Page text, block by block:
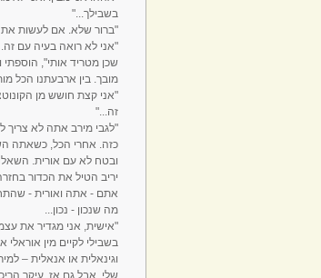
בשבילך..."
"ברור שלא. אם לעשות
"אני לא רואה בעיה עם
שכן מטריד אותי",
מובך. בין ארבעתנו הכל
"אני קצת חושש מן
זה..."
"לגבי מירב אתה לא צריך
כזה. אחרי הכל, כשאתה
ובטח לא עם אורית.
יריב הטיל את הכדור
אתם - אתה ואורית -
מה שנכון - נכון...
"אישית, אני מגדיר את
בשבילי לקיים מין
וגינאלית או אנאלית –
שלי. אבל גם אז, עיקר